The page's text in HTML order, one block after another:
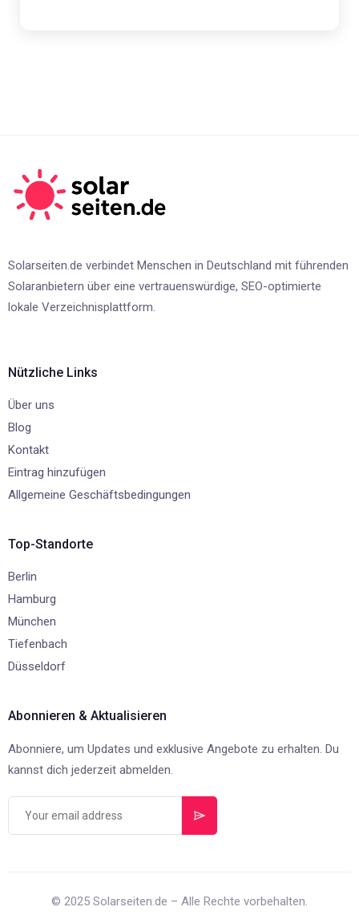
Solarseiten.de verbindet Menschen in Deutschland mit führenden
Solaranbietern über eine vertrauenswürdige, SEO-optimierte
lokale Verzeichnisplattform.
Nützliche Links
Über uns
Blog
Kontakt
Eintrag hinzufügen
Allgemeine Geschäftsbedingungen
Top-Standorte
Berlin
Hamburg
München
Tiefenbach
Düsseldorf
Abonnieren & Aktualisieren
Abonniere, um Updates und exklusive Angebote zu erhalten. Du
kannst dich jederzeit abmelden.
© 2025 Solarseiten.de – Alle Rechte vorbehalten.